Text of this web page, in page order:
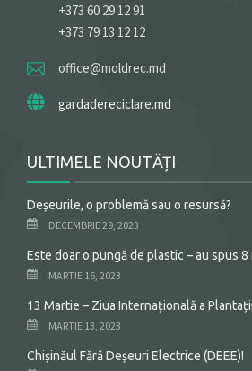
+373 60 29 12 91
+373 79 13 12 12
office@moldrec.md
gardadereciclare.md
ULTIMELE NOUTĂȚI
Deșeurile, o problemă sau o resursă?
DECEMBRIE 29, 2023
Este doar o pungă de plastic – au spus
MARTIE 16, 2023
13 Martie – Ziua Internațională a
MARTIE 13, 2023
Chișinăul Fără Deșeuri Electrice (DEEE)!